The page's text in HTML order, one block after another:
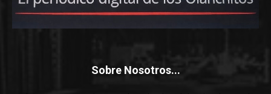
Sobre Nosotros...